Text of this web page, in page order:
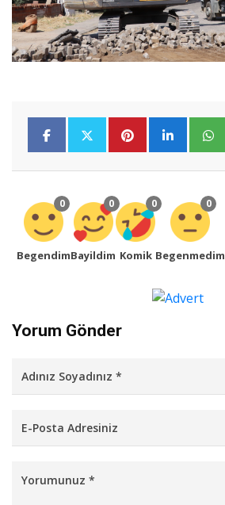
0
Begendim
0
Bayildim
0
Komik
0
Begenmedim
Yorum Gönder